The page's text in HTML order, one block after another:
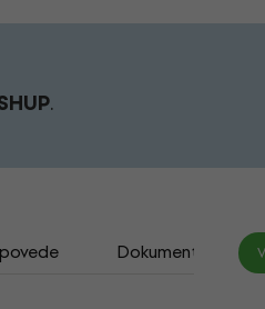
.
Dokumenty